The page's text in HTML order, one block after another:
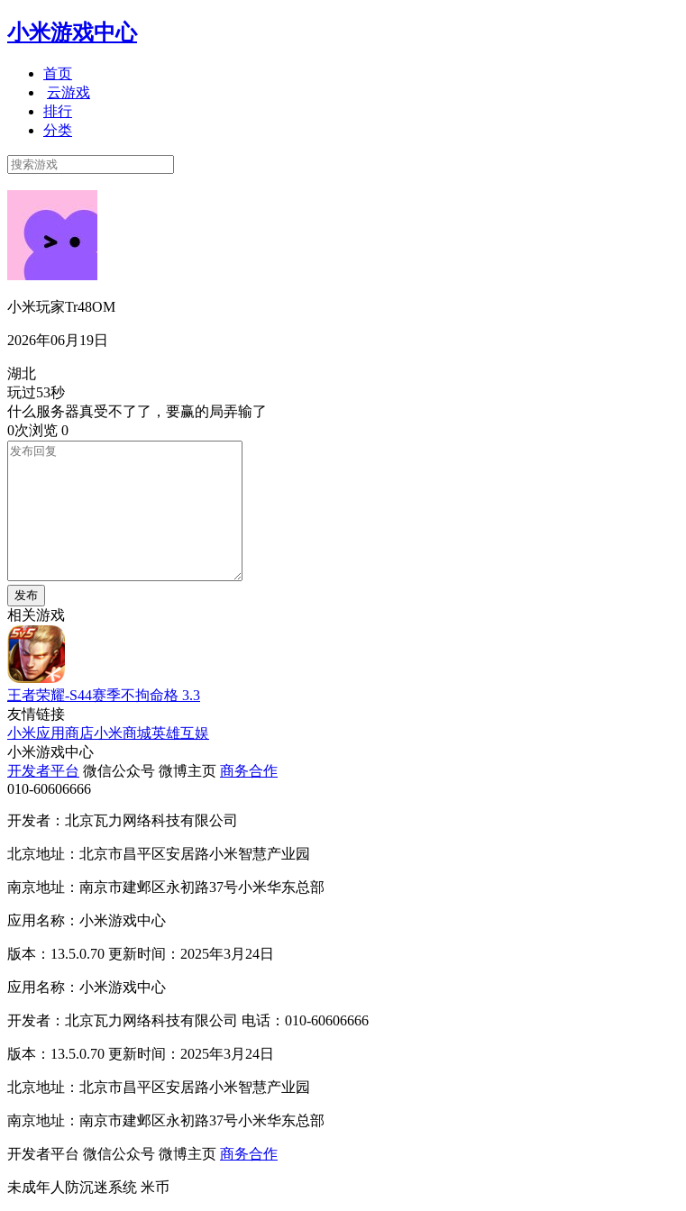
小米游戏中心
首页
云游戏
排行
分类
小米玩家Tr48OM
2026年06月19日
湖北
玩过53秒
什么服务器真受不了了，要赢的局弄输了
0次浏览 0
发布
相关游戏
王者荣耀-S44赛季不拘命格 3.3
友情链接
小米应用商店小米商城英雄互娱
小米游戏中心
开发者平台 微信公众号 微博主页 商务合作
010-60606666
开发者：北京瓦力网络科技有限公司
北京地址：北京市昌平区安居路小米智慧产业园
南京地址：南京市建邺区永初路37号小米华东总部
应用名称：小米游戏中心
版本：13.5.0.70 更新时间：2025年3月24日
应用名称：小米游戏中心
开发者：北京瓦力网络科技有限公司 电话：010-60606666
版本：13.5.0.70 更新时间：2025年3月24日
北京地址：北京市昌平区安居路小米智慧产业园
南京地址：南京市建邺区永初路37号小米华东总部
开发者平台 微信公众号 微博主页 商务合作
未成年人防沉迷系统 米币